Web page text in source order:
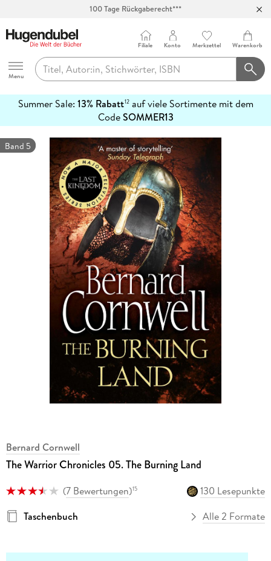
Abholung in über 100 Filialen
Hugendubel
Menu
Filiale Konto Merkzettel Warenkorb
Summer Sale: 13% Rabatt12auf viele Sortimente mit dem
CodeSOMMER13
erfahren
Band 5
Bernard Cornwell
The Warrior Chronicles 05. The Burning Land
(7 Bewertungen)15
130 Lesepunkte
Taschenbuch
Alle 2 Formate